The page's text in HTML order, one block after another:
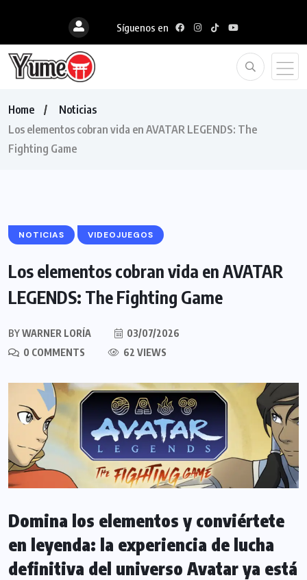
Síguenos en
Home
Noticias
Los elementos cobran vida en AVATAR LEGENDS: The
Fighting Game
NOTICIAS VIDEOJUEGOS
Los elementos cobran vida en AVATAR
LEGENDS: The Fighting Game
BYWARNER LORÍA
03/07/2026
0 COMMENTS
62 VIEWS
Domina los elementos y conviértete
en leyenda: la experiencia de lucha
definitiva del universo Avatar ya está